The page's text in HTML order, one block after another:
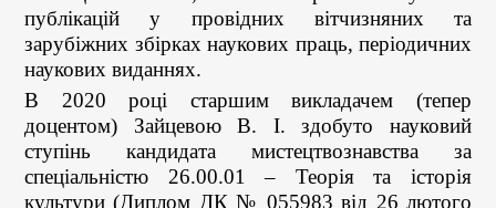
публікацій у провідних вітчизняних та
зарубіжних збірках наукових праць, періодичних
наукових виданнях.
В 2020 році старшим викладачем (тепер
доцентом) Зайцевою В. І. здобуто науковий
ступінь кандидата мистецтвознавства за
спеціальністю 26.00.01 – Теорія та історія
культури (Диплом ДК № 055983 від 26 лютого